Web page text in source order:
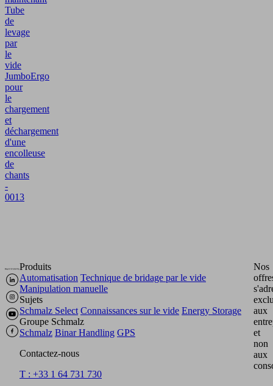
Tube
de
levage
par
le
vide
JumboErgo
pour
le
chargement
et
déchargement
d'une
encolleuse
de
chants
-
0013
Produits
Automatisation Technique de bridage par le vide
Manipulation manuelle
Sujets
Schmalz Select Connaissances sur le vide Energy Storage
Groupe Schmalz
Schmalz Binar Handling GPS
Contactez-nous
T : +33 1 64 731 730
Nos
aux
et
non
aux